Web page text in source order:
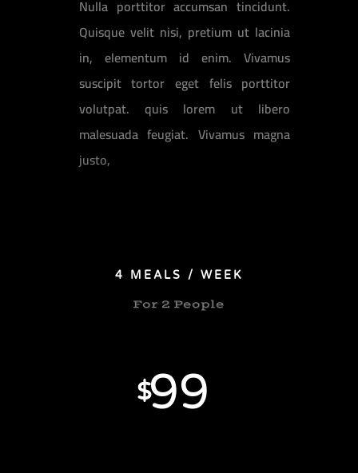
Nulla porttitor accumsan tincidunt.
Quisque velit nisi, pretium ut lacinia
in, elementum id enim. Vivamus
suscipit tortor eget felis porttitor
volutpat. quis lorem ut libero
malesuada feugiat. Vivamus magna
justo,
4 MEALS / WEEK
For 2 People
$99